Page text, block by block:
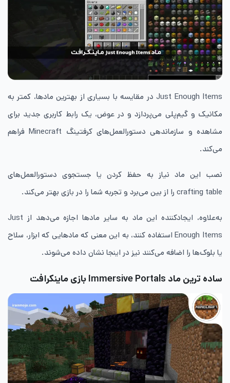
Just Enough Items در مقایسه با بسیاری از بهترین مادها، کمتر به
مکانیک و گیم‌پلی می‌پردازد و در عوض، یک رابط کاربری جدید برای
مشاهده و سازماندهی دستورالعمل‌های کرفتینگ Minecraft فراهم
می‌کند.
نصب این ماد نیاز به حفظ کردن یا جستجوی دستورالعمل‌های
crafting table را از بین می‌برد و تجربه شما را در بازی بهتر می‌کند.
به‌علاوه، ایجادکننده این ماد به سایر ماد‌ها اجازه می‌دهد از Just
Enough Items استفاده کنند، به این معنی که مادهایی که ابزار، سلاح
یا بلوک‌ها را اضافه می‌کنند نیز در اینجا نشان داده می‌شوند.
ساده ترین ماد Immersive Portals بازی ماینکرافت